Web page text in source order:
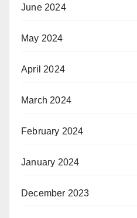
June 2024
May 2024
April 2024
March 2024
February 2024
January 2024
December 2023